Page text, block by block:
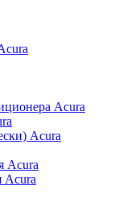
Acura
Acura
Acura
Acura